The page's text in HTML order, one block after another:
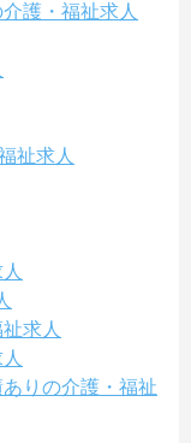
護・福祉求人
祉求人
求人
りの介護・福祉